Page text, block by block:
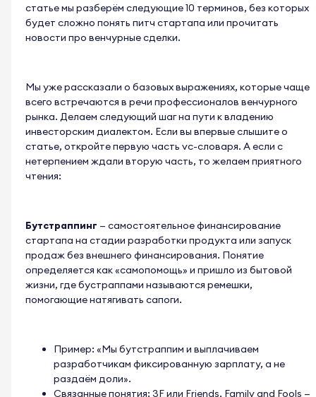
статье мы разберём следующие 10 терминов, без которых
будет сложно понять питч стартапа или прочитать
новости про венчурные сделки.
Мы уже рассказали о базовых выражениях, которые чаще
всего встречаются в речи профессионалов венчурного
рынка. Делаем следующий шаг на пути к владению
инвесторским диалектом. Если вы впервые слышите о
статье, откройтепервую часть vc-словаря. А если с
нетерпением ждали вторую часть, то желаем приятного
чтения:
Бутстраппинг — самостоятельное финансирование
стартапа на стадии разработки продукта или запуск
продаж без внешнего финансирования. Понятие
определяется как «самопомощь» и пришло из бытовой
жизни, где бустраппами называются ремешки,
помогающие натягивать сапоги.
Пример: «Мы бутстраппим и выплачиваем
разработчикам фиксированную зарплату, а не
раздаём доли».
Связанные понятия: 3F или Friends, Family and Fools —